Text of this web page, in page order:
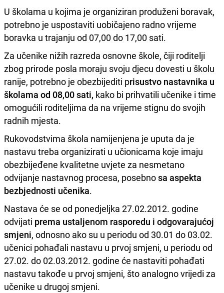
U školama u kojima je organiziran produženi boravak,
potrebno je uspostaviti uobičajeno radno vrijeme
boravka u trajanju od 07,00 do 17,00 sati.
Za učenike nižih razreda osnovne škole, čiji roditelji
zbog prirode posla moraju svoju djecu dovesti u školu
ranije, potrebno je obezbijediti prisustvo nastavnika u
školama od 08,00 sati, kako bi prihvatili učenike i time
omogućili roditeljima da na vrijeme stignu do svojih
radnih mjesta.
Rukovodstvima škola namijenjena je uputa da je
nastavu treba organizirati u učionicama koje imaju
obezbijeđene kvalitetne uvjete za nesmetano
odvijanje nastavnog procesa, posebnosa aspekta
bezbjednosti učenika.
Nastava će se od ponedjeljka 27.02.2012. godine
odvijati prema ustaljenom rasporedu i odgovarajućoj
smjeni, odnosno ako su u periodu od 30.01 do 03.02.
učenici pohađali nastavu u prvoj smjeni, u periodu od
27.02. do 02.03.2012. godine će nastaviti pohađati
nastavu takođe u prvoj smjeni, što analogno vrijedi za
učenike u drugoj smjeni.